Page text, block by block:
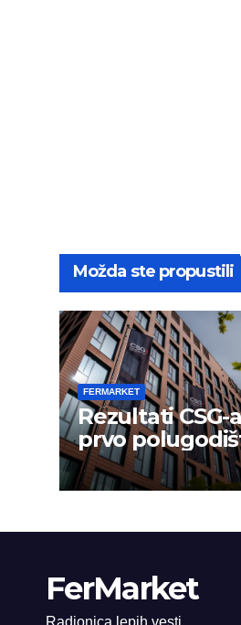
Možda ste propustili
FERMARKET
Rezultati CSG-
prvo
2026.
FerMarket
Radionica lepih vesti